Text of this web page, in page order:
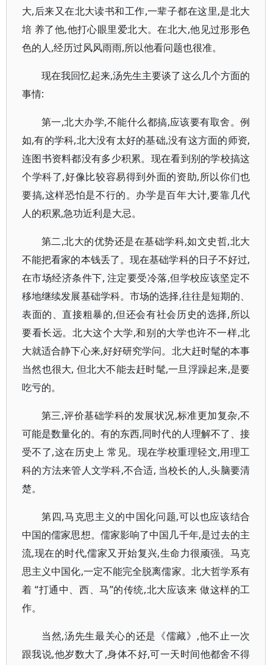
大,后来又在北大读书和工作,一辈子都在这里,是北大
培 养了他,他打心眼里爱北大。在北大,他见过形形色
色的人,经历过风风雨雨,所以他看问题也很准。
现在我回忆起来,汤先生主要谈了这么几个方面的
事情:
第一,北大办学,不能什么都搞,应该要有取舍。例
如,有的学科,北大没有太好的基础,没有这方面的师资,
连图书资料都没有多少积累。现在看到别的学校搞这
个学科了,好像比较容易得到外面的资助,所以你们也
要搞,这样恐怕是不行的。办学是百年大计,要靠几代
人的积累,急功近利是大忌。
第二,北大的优势还是在基础学科,如文史哲,北大
不能把看家的本钱丢了。现在基础学科的日子不好过,
在市场经济条件下, 注定要受冷落,但学校应该坚定不
移地继续发展基础学科。市场的选择,往往是短期的、
表面的、直接粗暴的,但还会有社会历史的选择,所以
要看长远。北大这个大学,和别的大学也许不一样,北
大就适合静下心来,好好研究学问。北大赶时髦的本事
当然也很大, 但北大不能去赶时髦,一旦浮躁起来,是要
吃亏的。
第三,评价基础学科的发展状况,标准更加复杂,不
可能是数量化的。有的东西,同时代的人理解不了、接
受不了,这在历史上 常见。现在学校重理轻文,用理工
科的方法来管人文学科,不合适, 当校长的人,头脑要清
楚。
第四,马克思主义的中国化问题,可以也应该结合
中国的儒家思想。儒家影响了中国几千年,是过去的主
流,现在的时代,儒家又开始复兴,生命力很顽强。马克
思主义中国化,一定不能完全脱离儒家。北大哲学系有
着 “打通中、西、马”的传统,北大应该来 做这样的工
作。
当然,汤先生最关心的还是《儒藏》,他不止一次
跟我说,他岁数大了,身体不好,可一天时间他都舍不得